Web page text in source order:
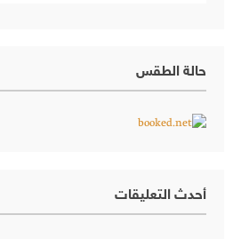
حالة الطقس
أحدث التعليقات